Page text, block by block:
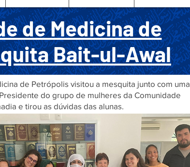
de Medicina de
Bait-ul-Awal
de Petrópolis visitou a mesquita junto com uma
do grupo de mulheres da Comunidade
e tirou as dúvidas das alunas.